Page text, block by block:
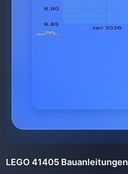
LEGO 41405 Bauanleitungen